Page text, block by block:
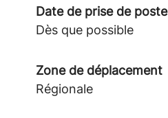
Date de prise de poste
Dès que possible
Zone de déplacement
Régionale